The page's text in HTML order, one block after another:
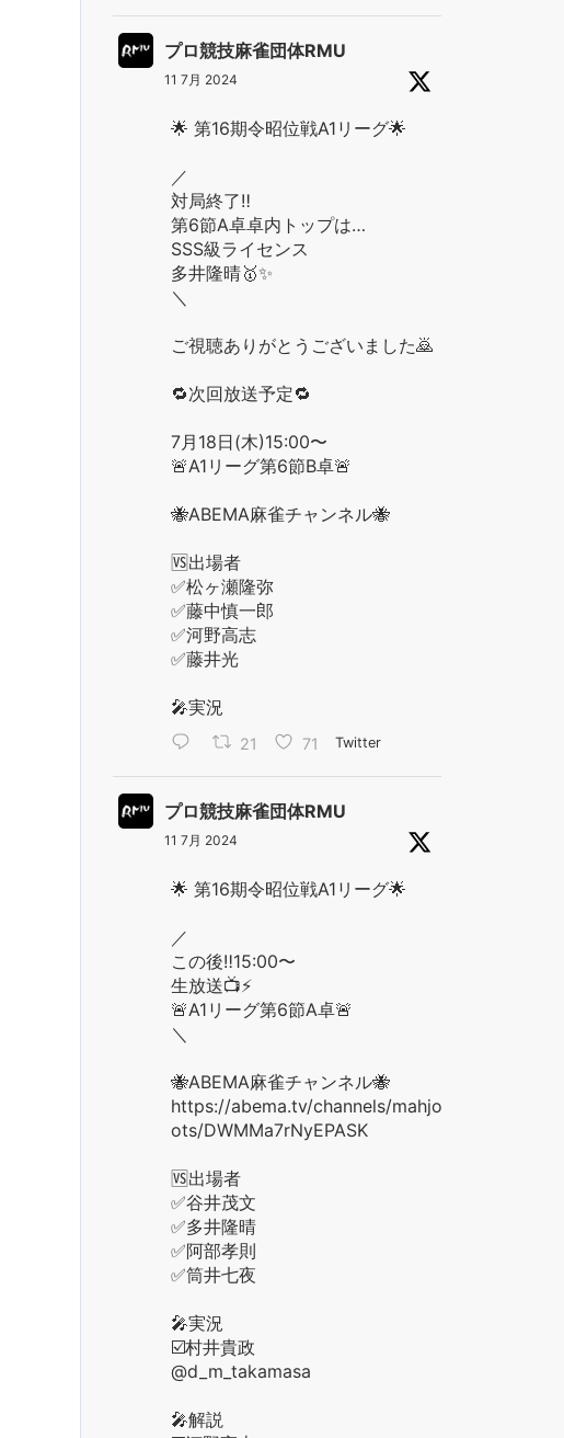
プロ競技麻雀団体RMU
11 7月 2024
🌟 第16期令昭位戦A1リーグ🌟
／
対局終了‼️
第6節A卓卓内トップは…
SSS級ライセンス
多井隆晴🥇✨
＼
ご視聴ありがとうございました🙇
🔁次回放送予定🔁
7月18日(木)15:00〜
🚨A1リーグ第6節B卓🚨
🐝ABEMA麻雀チャンネル🐝
🆚出場者
✅松ヶ瀬隆弥
✅藤中慎一郎
✅河野高志
✅藤井光
🎤実況
21 71 Twitter
プロ競技麻雀団体RMU
11 7月 2024
🌟 第16期令昭位戦A1リーグ🌟
／
この後‼️15:00〜
生放送📺⚡️
🚨A1リーグ第6節A卓🚨
＼
🐝ABEMA麻雀チャンネル🐝
https://abema.tv/channels/mahjong/sl
ots/DWMMa7rNyEPASK
🆚出場者
✅谷井茂文
✅多井隆晴
✅阿部孝則
✅筒井七夜
🎤実況
☑️村井貴政
@d_m_takamasa
🎤解説